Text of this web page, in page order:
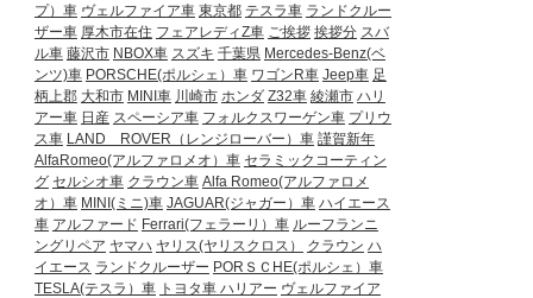
プ）車 ヴェルファイア車 東京都 テスラ車 ランドクルー
ザー車 厚木市在住 フェアレディZ車 ご挨拶 挨拶分 スバ
ル車 藤沢市 NBOX車 スズキ 千葉県 Mercedes-Benz(ベ
ンツ)車 PORSCHE(ポルシェ）車 ワゴンR車 Jeep車 足
柄上郡 大和市 MINI車 川崎市 ホンダ Z32車 綾瀬市 ハリ
アー車 日産 スペーシア車 フォルクスワーゲン車 プリウ
ス車 LAND ROVER（レンジローバー）車 謹賀新年
AlfaRomeo(アルファロメオ）車 セラミックコーティン
グ セルシオ車 クラウン車 Alfa Romeo(アルファロメ
オ）車 MINI(ミニ)車 JAGUAR(ジャガー）車 ハイエース
車 アルファード Ferrari(フェラーリ）車 ルーフランニ
ングリペア ヤマハ ヤリス(ヤリスクロス） クラウン ハ
イエース ランドクルーザー PORＳＣHE(ポルシェ）車
TESLA(テスラ）車 トヨタ車 ハリアー ヴェルファイア